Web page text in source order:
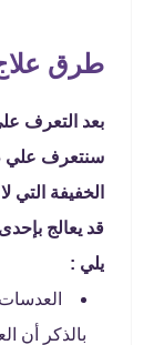
طرق
بعد التعرف
سنتعرف علي
الخفيفة التي
قد يعالج
يلي :
بالذكر أن